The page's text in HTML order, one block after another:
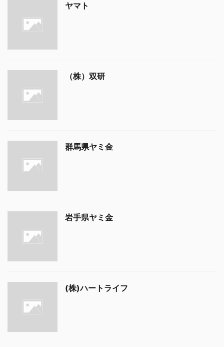
ヤマト
（株）双研
群馬県ヤミ金
岩手県ヤミ金
(株)ハートライフ